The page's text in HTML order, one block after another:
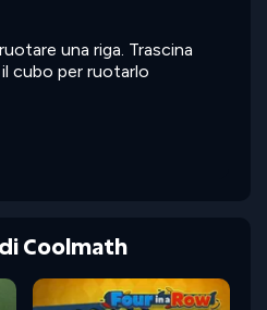
una riga. Trascina
cubo per ruotarlo
Coolmath